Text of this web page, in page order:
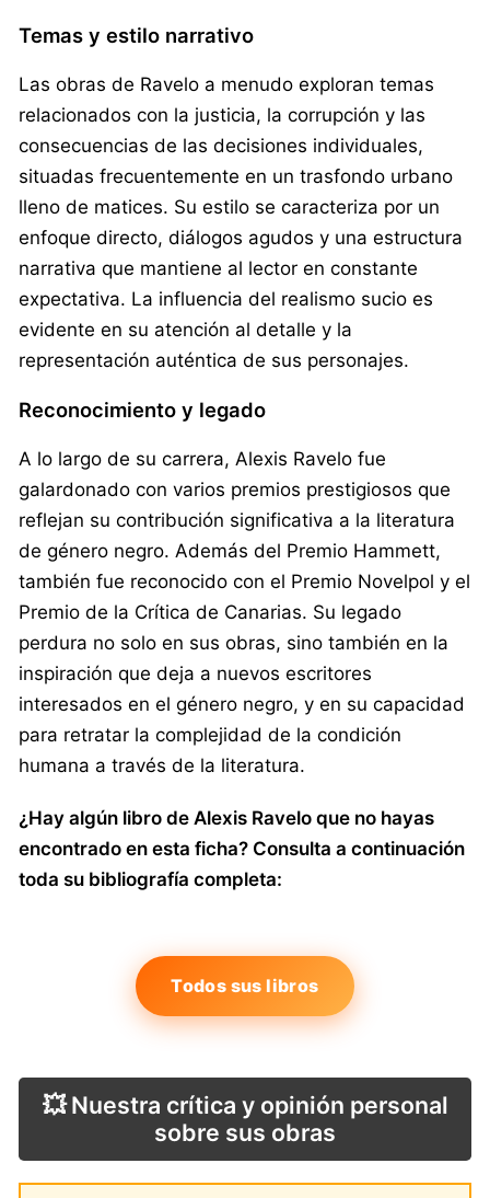
Temas y estilo narrativo
Las obras de Ravelo a menudo exploran temas
relacionados con la justicia, la corrupción y las
consecuencias de las decisiones individuales,
situadas frecuentemente en un trasfondo urbano
lleno de matices. Su estilo se caracteriza por un
enfoque directo, diálogos agudos y una estructura
narrativa que mantiene al lector en constante
expectativa. La influencia del realismo sucio es
evidente en su atención al detalle y la
representación auténtica de sus personajes.
Reconocimiento y legado
A lo largo de su carrera, Alexis Ravelo fue
galardonado con varios premios prestigiosos que
reflejan su contribución significativa a la literatura
de género negro. Además del Premio Hammett,
también fue reconocido con el Premio Novelpol y el
Premio de la Crítica de Canarias. Su legado
perdura no solo en sus obras, sino también en la
inspiración que deja a nuevos escritores
interesados en el género negro, y en su capacidad
para retratar la complejidad de la condición
humana a través de la literatura.
¿Hay algún libro de Alexis Ravelo que no hayas
encontrado en esta ficha? Consulta a continuación
toda su bibliografía completa:
Todos sus libros
💥 Nuestra crítica y opinión personal
sobre sus obras